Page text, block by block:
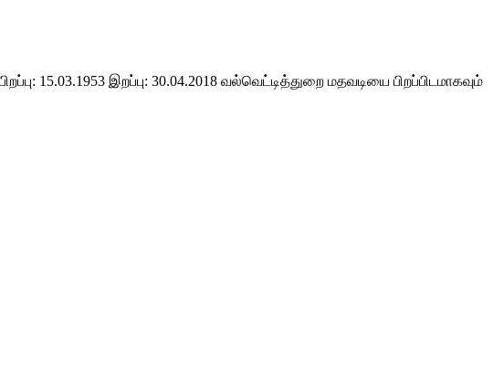
இறப்பு: 30.04.2018 வல்வெட்டித்துறை மதவடியை பிறப்பிடமாகவும்